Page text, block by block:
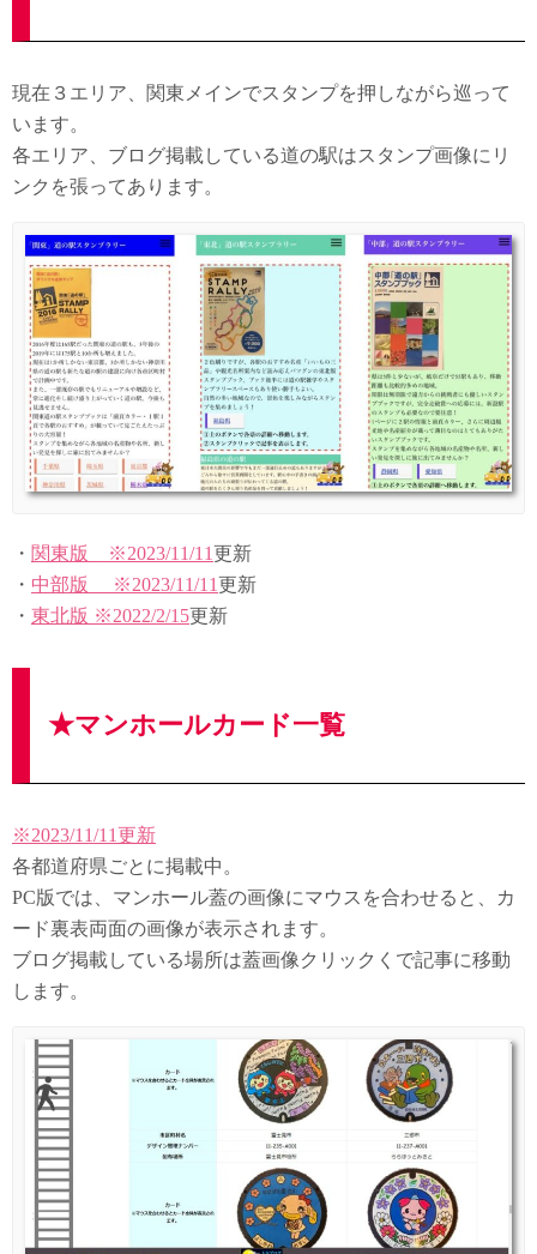
現在３エリア、関東メインでスタンプを押しながら巡って
います。
各エリア、ブログ掲載している道の駅はスタンプ画像にリ
ンクを張ってあります。
・ 関東版 ※2023/11/11更新
・ 中部版 ※2023/11/11更新
・ 東北版 ※2022/2/15更新
★マンホールカード一覧
※2023/11/11更新
各都道府県ごとに掲載中。
PC版では、マンホール蓋の画像にマウスを合わせると、カ
ード裏表両面の画像が表示されます。
ブログ掲載している場所は蓋画像クリックくで記事に移動
します。